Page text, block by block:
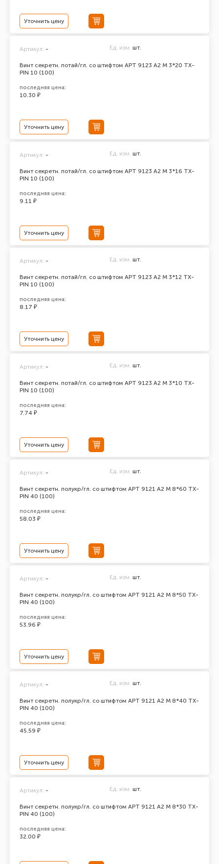
Уточнить цену
Винт секретн. потай/гл. со штифтом АРТ 9123 А2 M 3*20 TX-
PIN 10 (100)
Артикул: - Ед. изм. шт.
последняя цена:
10.30 ₽
Уточнить цену
Винт секретн. потай/гл. со штифтом АРТ 9123 А2 M 3*16 TX-
PIN 10 (100)
Артикул: - Ед. изм. шт.
последняя цена:
9.11 ₽
Уточнить цену
Винт секретн. потай/гл. со штифтом АРТ 9123 А2 M 3*12 TX-
PIN 10 (100)
Артикул: - Ед. изм. шт.
последняя цена:
8.17 ₽
Уточнить цену
Винт секретн. потай/гл. со штифтом АРТ 9123 А2 M 3*10 TX-
PIN 10 (100)
Артикул: - Ед. изм. шт.
последняя цена:
7.74 ₽
Уточнить цену
Винт секретн. полукр/гл. со штифтом АРТ 9121 А2 M 8*60 TX-
PIN 40 (100)
Артикул: - Ед. изм. шт.
последняя цена:
58.03 ₽
Уточнить цену
Винт секретн. полукр/гл. со штифтом АРТ 9121 А2 M 8*50 TX-
PIN 40 (100)
Артикул: - Ед. изм. шт.
последняя цена:
53.96 ₽
Уточнить цену
Винт секретн. полукр/гл. со штифтом АРТ 9121 А2 M 8*40 TX-
PIN 40 (100)
Артикул: - Ед. изм. шт.
последняя цена:
45.59 ₽
Уточнить цену
Винт секретн. полукр/гл. со штифтом АРТ 9121 А2 M 8*30 TX-
PIN 40 (100)
Артикул: - Ед. изм. шт.
последняя цена:
32.00 ₽